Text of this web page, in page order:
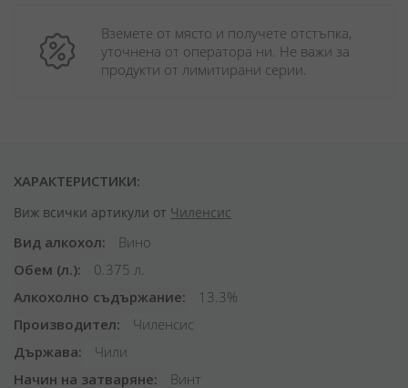
Вземете от място и получете отстъпка,
уточнена от оператора ни. Не важи за
продукти от лимитирани серии.
ХАРАКТЕРИСТИКИ:
Виж всички артикули от Чиленсис
Вид алкохол
Вино
Обем (л.)
0.375 л.
Алкохолно съдържание
13.3%
Производител
Чиленсис
Държава
Чили
Начин на затваряне
Винт